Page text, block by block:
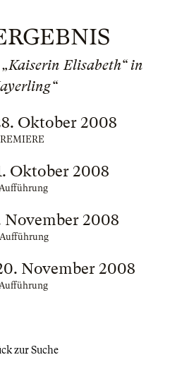
Elisabeth“ in
Oktober 2008
Oktober 2008
November 2008
November 2008
zur Suche